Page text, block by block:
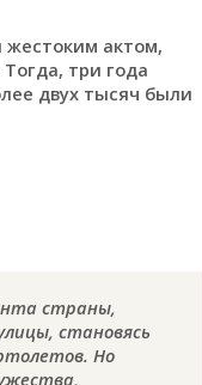
жестоким актом,
три года
двух тысяч были
страны,
становясь
Но